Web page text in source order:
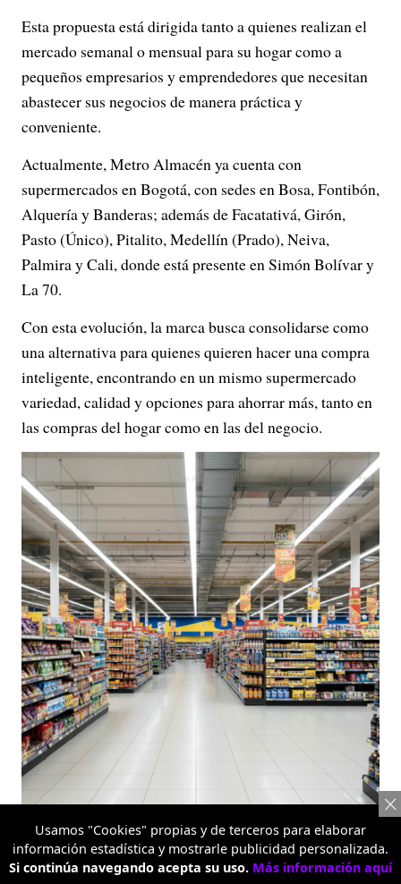
Esta propuesta está dirigida tanto a quienes realizan el
mercado semanal o mensual para su hogar como a
pequeños empresarios y emprendedores que necesitan
abastecer sus negocios de manera práctica y
conveniente.
Actualmente, Metro Almacén ya cuenta con
supermercados en Bogotá, con sedes en Bosa, Fontibón,
Alquería y Banderas; además de Facatativá, Girón,
Pasto (Único), Pitalito, Medellín (Prado), Neiva,
Palmira y Cali, donde está presente en Simón Bolívar y
La 70.
Con esta evolución, la marca busca consolidarse como
una alternativa para quienes quieren hacer una compra
inteligente, encontrando en un mismo supermercado
variedad, calidad y opciones para ahorrar más, tanto en
las compras del hogar como en las del negocio.
Metro Alquería
TEMAS RELACIONADOS:
Usamos "Cookies" propias y de terceros para elaborar
información estadística y mostrarle publicidad personalizada.
Si continúa navegando acepta su uso. Más información aquí